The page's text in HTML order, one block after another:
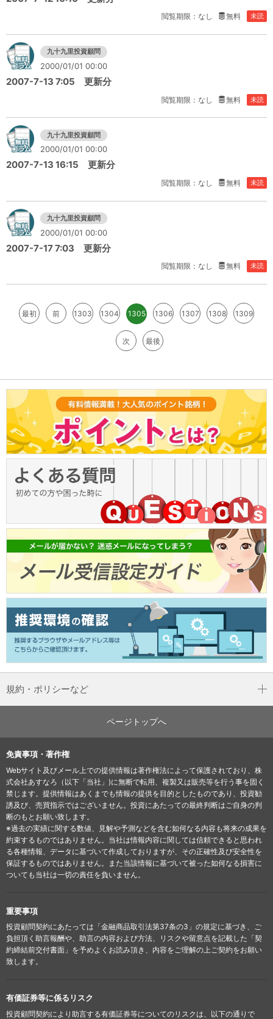
未読
無料
閲覧期限：なし
九十九里投資顧問
2000/01/01 00:00
2007-7-13 7:05 更新分
未読
無料
閲覧期限：なし
九十九里投資顧問
2000/01/01 00:00
2007-7-13 16:15 更新分
未読
無料
閲覧期限：なし
九十九里投資顧問
2000/01/01 00:00
2007-7-17 7:03 更新分
未読
無料
閲覧期限：なし
最初 前 1303 1304 1305 1306 1307 1308 1309
次 最後
規約・ポリシーなど
ページトップへ
免責事項・著作権
Webサイト及びメール上での提供情報は著作権法によって保護されており、株
式会社あすなろ（以下「当社」)に無断で転用、複製又は販売等を行う事を固く
禁じます。提供情報はあくまでも情報の提供を目的としたものであり、投資勧
誘及び、売買指示ではございません。投資にあたっての最終判断はご自身の判
断のもとお願い致します。
※過去の実績に関する数値、見解や予測などを含む如何なる内容も将来の成果を
約束するものではありません。当社は情報内容に関しては信頼できると思われ
る各種情報、データに基づいて作成しておりますが、その正確性及び安全性を
保証するものではありません。また当該情報に基づいて被った如何なる損害に
ついても当社は一切の責任を負いません。
重要事項
投資顧問契約にあたっては「金融商品取引法第37条の3」の規定に基づき、ご
負担頂く助言報酬や、助言の内容および方法、リスクや留意点を記載した「契
約締結前交付書面」を予めよくお読み頂き、内容をご理解の上ご契約をお願い
致します。
有価証券等に係るリスク
投資顧問契約により助言する有価証券等についてのリスクは、以下の通りで